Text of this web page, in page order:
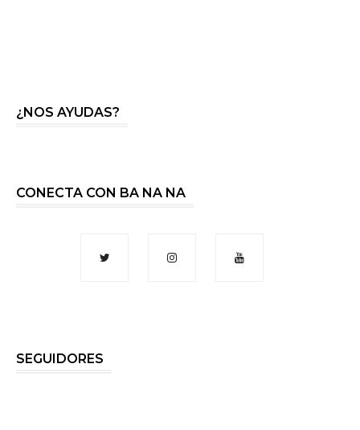
¿NOS AYUDAS?
CONECTA CON BA NA NA
SEGUIDORES